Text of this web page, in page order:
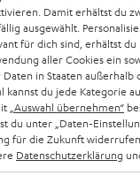
TEUFEL
Damit erhältst du
ausgewählt.
für dich sind, erhältst du
aller Cookies ein
in Staaten außerhalb
kannst du jede Kategorie
„Auswahl übernehmen“
du unter „Daten-
für die Zukunft
Datenschutzerklärung